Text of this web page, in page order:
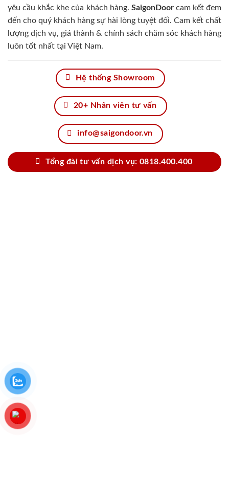
yêu cầu khắc khe của khách hàng. SaigonDoorcam kết đem
đến cho quý khách hàng sự hài lòng tuyệt đối. Cam kết chất
lượng dịch vụ, giá thành & chính sách chăm sóc khách hàng
luôn tốt nhất tại Việt Nam.
Hệ thống Showroom
20+ Nhân viên tư vấn
info@saigondoor.vn
Tổng đài tư vấn dịch vụ: 0818.400.400